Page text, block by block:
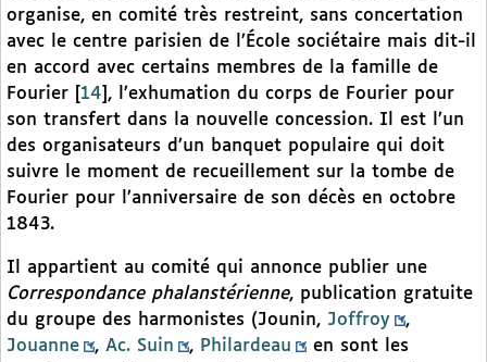
organise, en comité très restreint, sans concertation
avec le centre parisien de l’École sociétaire mais dit-il
en accord avec certains membres de la famille de
Fourier
14 , l’exhumation du corps de Fourier pour
son transfert dans la nouvelle concession. Il est l’un
des organisateurs d’un banquet populaire qui doit
suivre le moment de recueillement sur la tombe de
Fourier pour l’anniversaire de son décès en octobre
1843.
Il appartient au comité qui annonce publier une
Correspondance phalanstérienne, publication gratuite
du groupe des harmonistes (Jounin, Joffroy
,
Jouanne
, Ac. Suin , Philardeau
en sont les